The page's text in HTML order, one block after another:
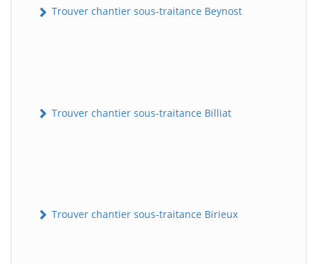
Trouver chantier sous-traitance Beynost
Trouver chantier sous-traitance Billiat
Trouver chantier sous-traitance Birieux